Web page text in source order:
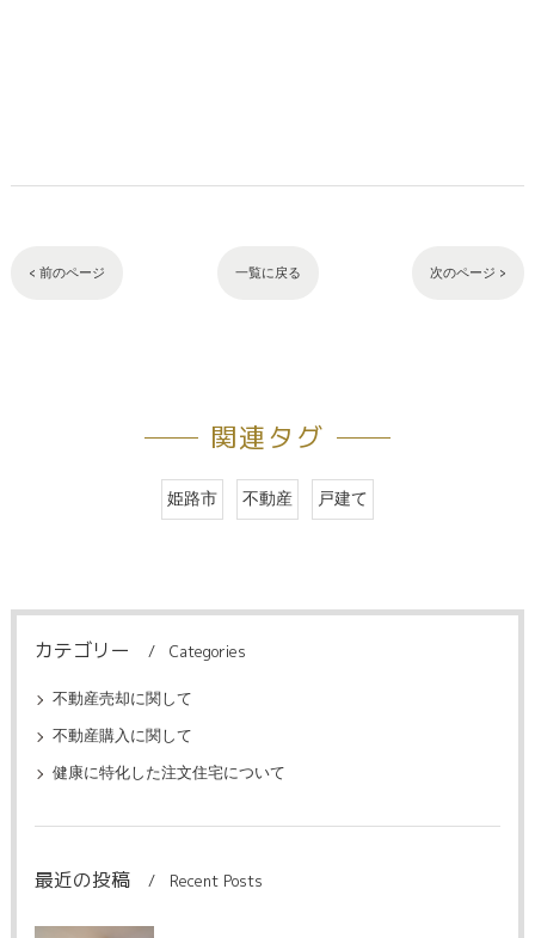
< 前のページ 一覧に戻る 次のページ >
関連タグ
姫路市 不動産 戸建て
カテゴリー Categories
不動産売却に関して
不動産購入に関して
健康に特化した注文住宅について
最近の投稿 Recent Posts